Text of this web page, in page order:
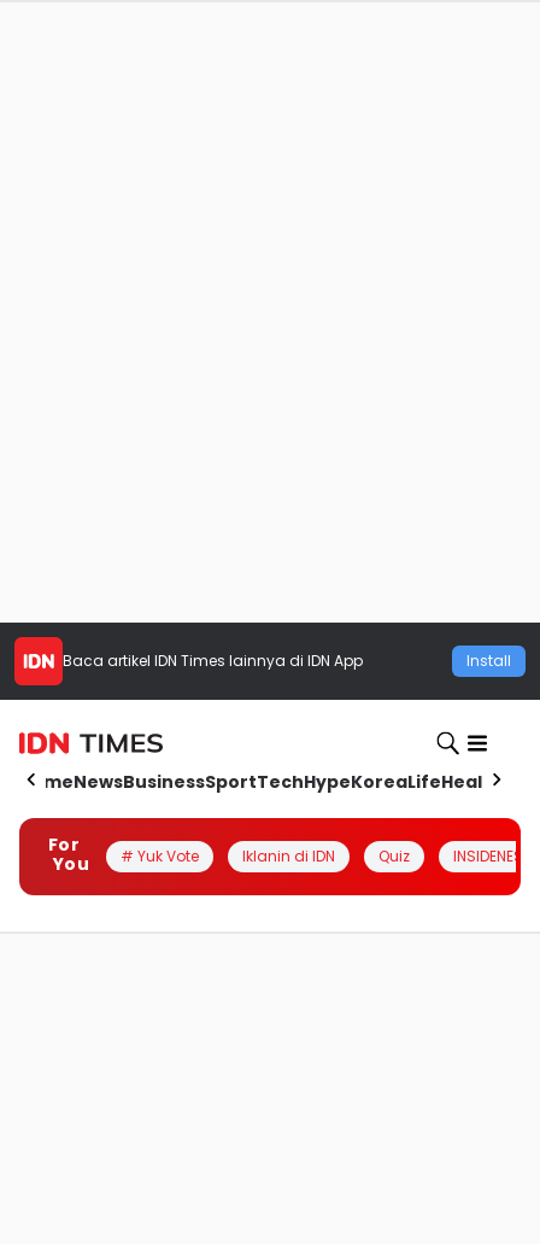
Baca artikel IDN Times lainnya di IDN App Install
HomeNewsBusinessSportTechHypeKoreaLifeHealth
For
You
# Yuk Vote Iklanin di IDN Quiz INSIDENESIA